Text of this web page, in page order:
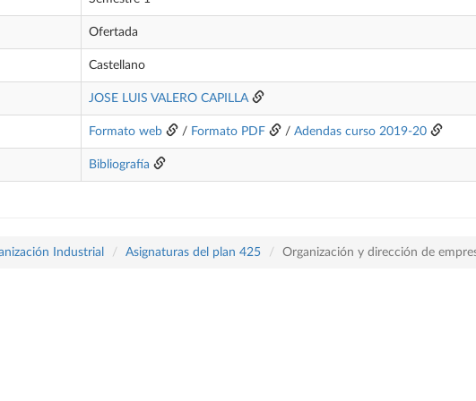
Ofertada
Castellano
JOSE LUIS VALERO CAPILLA
Formato web / Formato PDF / Adendas curso 2019-20
Bibliografía
Industrial Asignaturas del plan 425 Organización y dirección de